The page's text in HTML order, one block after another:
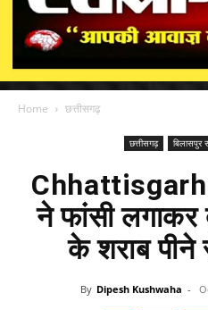
Home छत्तीसगढ़
छत्तीसगढ़ बिलासपुर
ने फांसी लगाकर
के शराब पीने
By Dipesh Kushwaha -